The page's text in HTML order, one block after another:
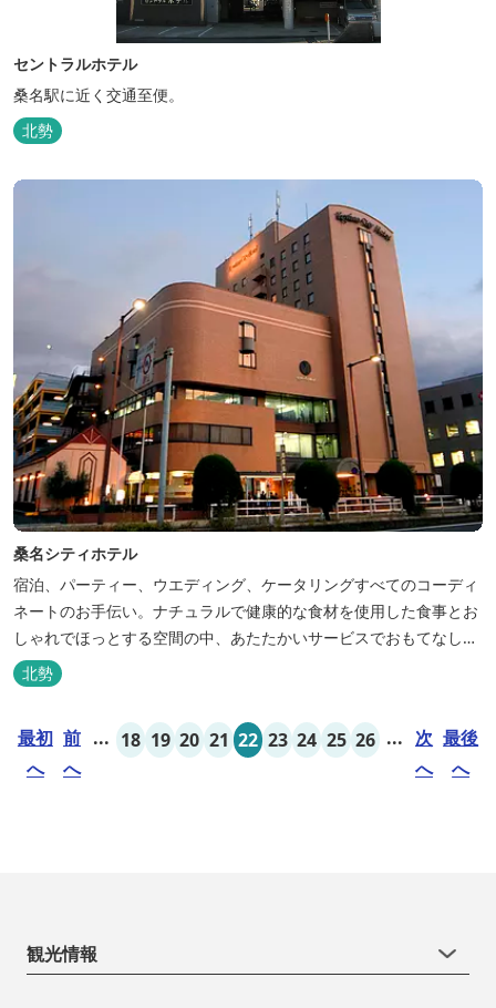
セントラルホテル
桑名駅に近く交通至便。
北勢
桑名シティホテル
宿泊、パーティー、ウエディング、ケータリングすべてのコーディ
ネートのお手伝い。ナチュラルで健康的な食材を使用した食事とお
しゃれでほっとする空間の中、あたたかいサービスでおもてなしい
たします。
北勢
最初
へ
前
へ
... 18 19 20 21 22 23 24 25 26 ... 次
へ
最後
へ
観光情報